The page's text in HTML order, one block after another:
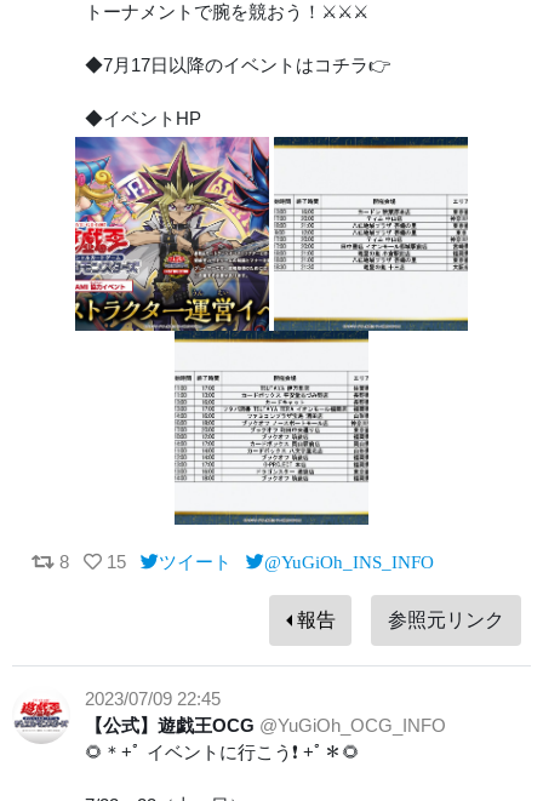
トーナメントで腕を競おう！⚔⚔⚔
◆7月17日以降のイベントはコチラ👉
◆イベントHP
8 15 ツイート @YuGiOh_INS_INFO
報告 参照元リンク
2023/07/09 22:45
【公式】遊戯王OCG @YuGiOh_OCG_INFO
🌻＊+ﾟ イベントに行こう❗️ +ﾟ＊🌻